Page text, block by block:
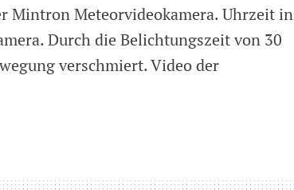
Mintron Meteorvideokamera. Uhrzeit in
Durch die Belichtungszeit von 30
verschmiert. Video der